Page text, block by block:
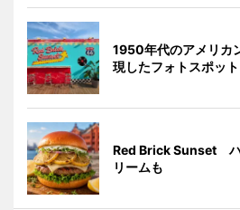
1950年代のアメリカ
現したフォトスポット
Red Brick Sunset ハ
リームも